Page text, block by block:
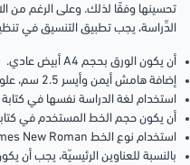
تحسينها وفقًا لذلك. وعلى الرغم من
الدِّراسة، يجب تطبيق التنسيق في
أن يكون الورق بحجم A4 أبيض عادي.
إضافة هامش أيمن وأيسر 2.5 سم، علويّ وسفليّ 2 سم للغة الإنجليزيّة.
استخدام لغة الدراسة نفسها في
أن يكون حجم الخط المستخدم في كتابة المشروع، 14 للغة
استخدام نوع الخط Times New Roman.